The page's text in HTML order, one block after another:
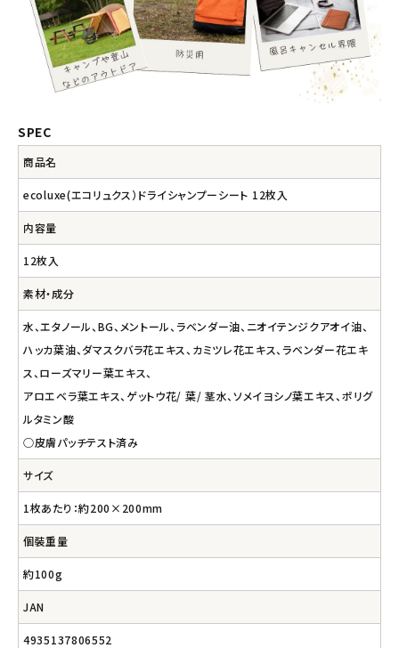
SPEC
商品名
ecoluxe(エコリュクス）ドライシャンプーシート 12枚入
内容量
12枚入
素材・成分
水、エタノール、BG、メントール、ラベンダー油、ニオイテンジクアオイ油、
ハッカ葉油、ダマスクバラ花エキス、カミツレ花エキス、ラベンダー花エキ
ス、ローズマリー葉エキス、
アロエベラ葉エキス、ゲットウ花/ 葉/ 茎水、ソメイヨシノ葉エキス、ポリグ
ルタミン酸
○皮膚パッチテスト済み
サイズ
1枚あたり：約200×200mm
個裝重量
約100g
JAN
4935137806552